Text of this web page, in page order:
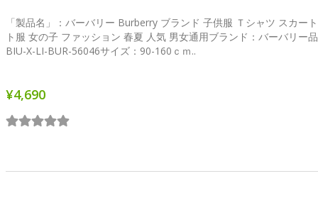
「製品名」：バーバリー Burberry ブランド 子供服 Ｔシャツ スカー
ト服 女の子 ファッション 春夏 人気 男女通用ブランド：バーバリー
BIU-X-LI-BUR-56046サイズ：90-160ｃｍ..
¥4,690